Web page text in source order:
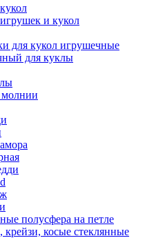
и кукол
для кукол игрушечные
для куклы
полусфера на петле
крейзи, косые стеклянные